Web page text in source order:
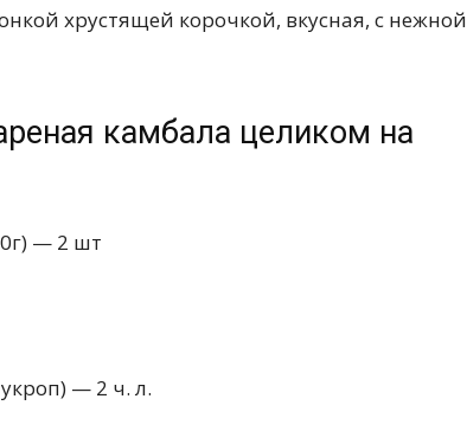
хрустящей корочкой, вкусная, с нежной
камбала целиком на
— 2 шт
— 2 ч. л.